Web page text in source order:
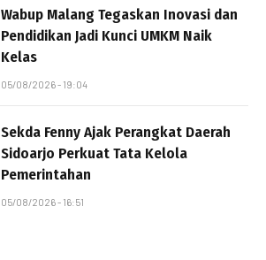
Wabup Malang Tegaskan Inovasi dan
Pendidikan Jadi Kunci UMKM Naik
Kelas
05/08/2026 - 19:04
Sekda Fenny Ajak Perangkat Daerah
Sidoarjo Perkuat Tata Kelola
Pemerintahan
05/08/2026 - 16:51